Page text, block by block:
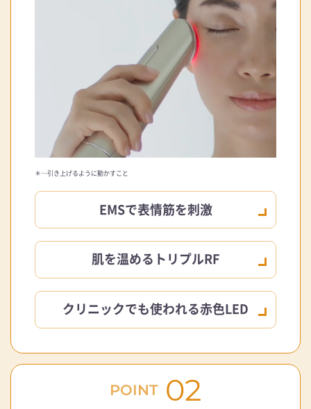
＊…引き上げるように動かすこと
EMSで表情筋を刺激
肌を温めるトリプルRF
クリニックでも使われる赤色LED
POINT 02